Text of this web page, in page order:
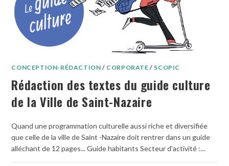
CONCEPTION-RÉDACTION / CORPORATE / SCOPIC
Rédaction des textes du guide culture
de la Ville de Saint-Nazaire
Quand une programmation culturelle aussi riche et diversifiée
que celle de la ville de Saint -Nazaire doit rentrer dans un guide
alléchant de 12 pages... Guide habitants Secteur d'activité :…